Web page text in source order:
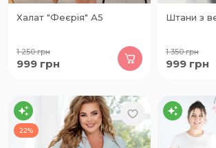
Халат "Феєрія" А5
1 250грн
999 грн
Штани з
1 350грн
999 грн
22%